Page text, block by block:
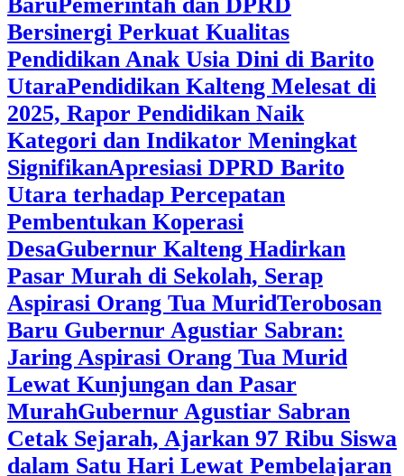
Bersinergi Perkuat Kualitas
Pendidikan Anak Usia Dini di Barito
Utara‎Pendidikan Kalteng Melesat di
2025, Rapor Pendidikan Naik
Kategori dan Indikator Meningkat
SignifikanApresiasi DPRD Barito
Utara terhadap Percepatan
Pembentukan Koperasi
Desa‎Gubernur Kalteng Hadirkan
Pasar Murah di Sekolah, Serap
Aspirasi Orang Tua Murid‎Terobosan
Baru Gubernur Agustiar Sabran:
Jaring Aspirasi Orang Tua Murid
Lewat Kunjungan dan Pasar
MurahGubernur Agustiar Sabran
Cetak Sejarah, Ajarkan 97 Ribu Siswa
dalam Satu Hari Lewat Pembelajaran